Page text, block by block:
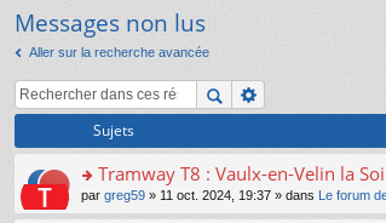
ur
ci
s
Messages non lus
Aller sur la recherche avancée
Sujets
o
n
Tramway T8 : Vaulx-en-Velin la
par greg59 » 11 oct. 2024, 19:37 » dans Le forum